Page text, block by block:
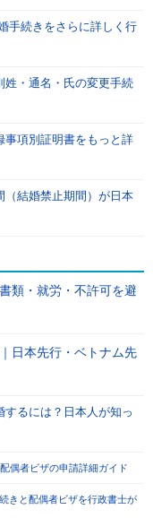
手続きをさらに詳しく行
姓・通名・氏の変更手続
事項別証明書をもっと詳
（結婚禁止期間）が日本
類・就労・不許可を避
日本先行・ベトナム先
るには？日本人が知っ
偶者ビザの申請詳細ガイド
きと配偶者ビザを行政書士が